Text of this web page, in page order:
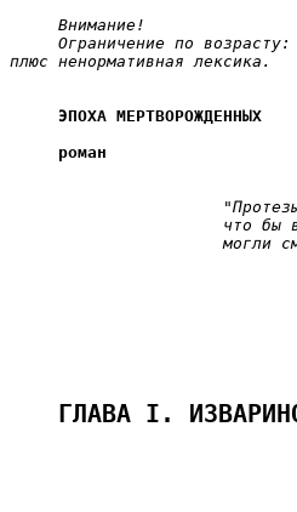
     Внимание!
Ограничение по
плюс ненормативная лексика.
ЭПОХА МЕРТВОРОЖДЕННЫХ
роман
что бы
могли
ГЛАВА I.